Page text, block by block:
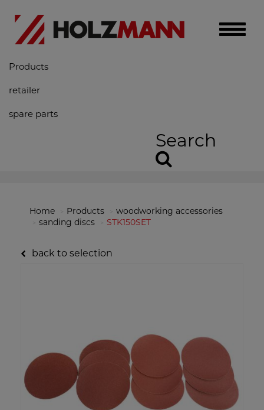
Toggle
Products
retailer
spare parts
Search
Home Products
woodworking accessories
sanding discs
STK150SET
back to selection